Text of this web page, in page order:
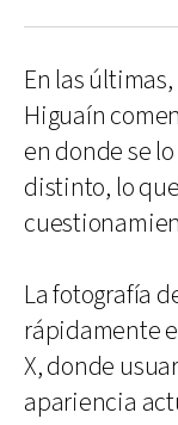
En las
Higuaín
en donde se
distinto, lo
La fotografía
rápidamente
X, donde
apariencia